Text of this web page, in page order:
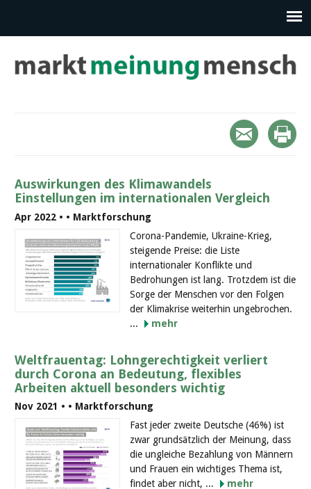
Auswirkungen des Klimawandels
Einstellungen im internationalen Vergleich
Apr 2022 • • Marktforschung
Corona-Pandemie, Ukraine-Krieg,
steigende Preise: die Liste
internationaler Konflikte und
Bedrohungen ist lang. Trotzdem ist die
Sorge der Menschen vor den Folgen
der Klimakrise weiterhin ungebrochen.
...
mehr
Weltfrauentag: Lohngerechtigkeit verliert
durch Corona an Bedeutung, flexibles
Arbeiten aktuell besonders wichtig
Nov 2021 • • Marktforschung
Fast jeder zweite Deutsche (46%) ist
zwar grundsätzlich der Meinung, dass
die ungleiche Bezahlung von Männern
und Frauen ein wichtiges Thema ist,
findet aber nicht, ...
mehr